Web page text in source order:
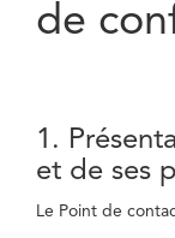
de
1.
et de ses
Le Point de